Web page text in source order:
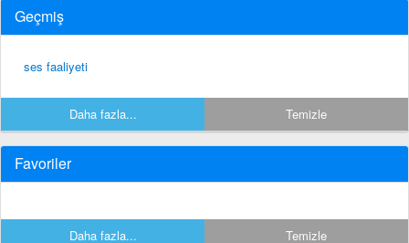
Geçmiş
ses faaliyeti
Daha fazla... Temizle
Favoriler
Daha fazla... Temizle